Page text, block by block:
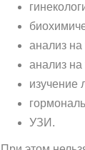
анализ на
анализ на
изучение
УЗИ.